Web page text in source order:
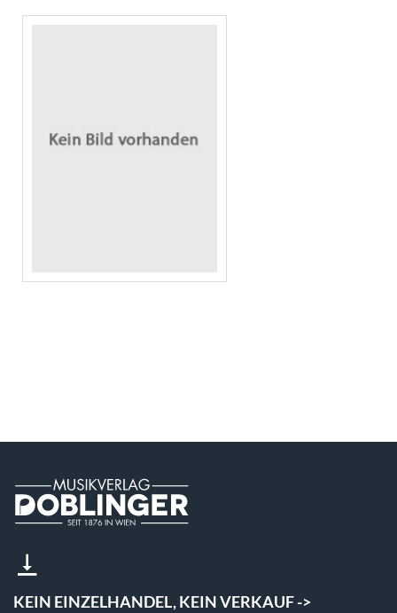
KEIN EINZELHANDEL, KEIN VERKAUF ->